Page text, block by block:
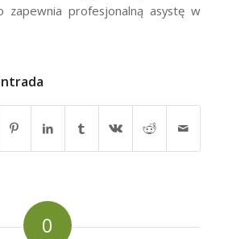
zapewnia profesjonalną asystę w
0